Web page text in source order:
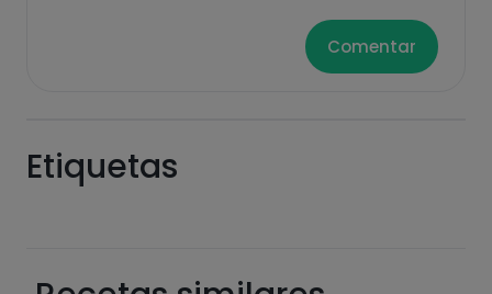
Comentar
Etiquetas